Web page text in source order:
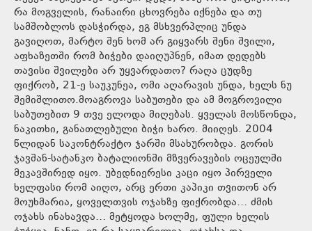
რა მოგველის, რანაირი ცხოვრება იქნება და თუ
სამშობლოს დასჭირდა, ეგ მსხვერპლიც უნდა
გავიღოთ, მარტო შენ ხომ არ გიყვარს შენი შვილი,
აფხაზეთში რომ ბიჭები დაიღუპნენ, იმათ დედებს
თავისი შვილები არ უყვარდათო? რაღა ცუდზე
ფიქრობ, 21-ე საუკუნეა, ომი აღარავის უნდა, ხელს ნუ
შემიშლითო.მოაგროვა საბუთები და ამ მოგროვილი
საბუთებით 9 თვე ელოდა მიღებას. ყველას მოსწონდა,
ნაკითხი, განათლებული ბიჭი ხარო. მიიღეს. 2004
წლიდან საკონტრაქტო ჯარში მსახურობდა. გორის
ჯავშან-სატანკო ბატალიონში მზვერავების ოცეულში
მეკავშირედ იყო. უბედნიერესი კაცი იყო პირველი
ხელფასი რომ აიღო, არც ერთი კაპიკი თვითონ არ
მოუხმარია, ყოველთვის ოჯახზე ფიქრობდა… ძმის
ოჯახს ინახავდა… მეტყოდა ხოლმე, ფული ხელის